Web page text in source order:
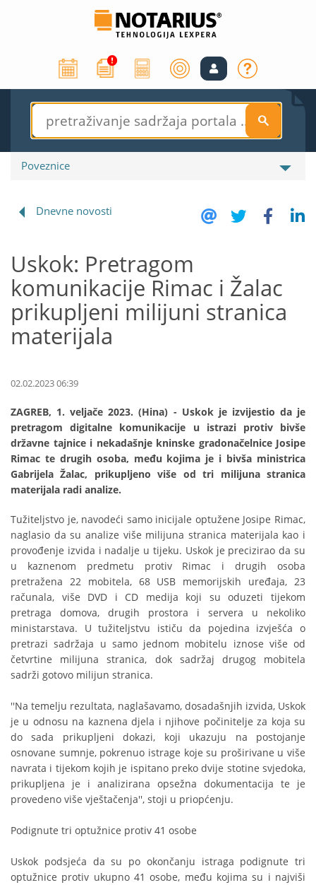
S
Poveznice
Dnevne novosti
Uskok: Pretragom
komunikacije Rimac i Žalac
prikupljeni milijuni stranica
materijala
02.02.2023 06:39
ZAGREB, 1. veljače 2023. (Hina) - Uskok je izvijestio da je
pretragom digitalne komunikacije u istrazi protiv bivše
državne tajnice i nekadašnje kninske gradonačelnice Josipe
Rimac te drugih osoba, među kojima je i bivša ministrica
Gabrijela Žalac, prikupljeno više od tri milijuna stranica
materijala radi analize.
Tužiteljstvo je, navodeći samo inicijale optužene Josipe Rimac,
naglasio da su analize više milijuna stranica materijala kao i
provođenje izvida i nadalje u tijeku. Uskok je precizirao da su
u kaznenom predmetu protiv Rimac i drugih osoba
pretražena 22 mobitela, 68 USB memorijskih uređaja, 23
računala, više DVD i CD medija koji su oduzeti tijekom
pretraga domova, drugih prostora i servera u nekoliko
ministarstava. U tužiteljstvu ističu da pojedina izvješća o
pretrazi sadržaja u samo jednom mobitelu iznose više od
četvrtine milijuna stranica, dok sadržaj drugog mobitela
sadrži gotovo milijun stranica.
''Na temelju rezultata, naglašavamo, dosadašnjih izvida, Uskok
je u odnosu na kaznena djela i njihove počinitelje za koja su
do sada prikupljeni dokazi, koji ukazuju na postojanje
osnovane sumnje, pokrenuo istrage koje su proširivane u više
navrata i tijekom kojih je ispitano preko dvije stotine svjedoka,
prikupljena je i analizirana opsežna dokumentacija te je
provedeno više vještačenja'', stoji u priopćenju.
Podignute tri optužnice protiv 41 osobe
Uskok podsjeća da su po okončanju istraga podignute tri
optužnice protiv ukupno 41 osobe, među kojima su i najviši